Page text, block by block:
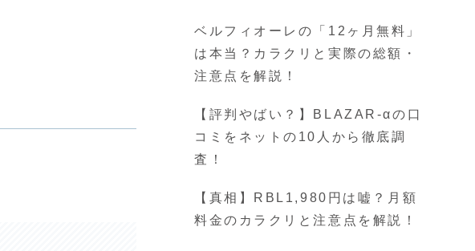
ベルフィオーレの「12ヶ月無料」
は本当？カラクリと実際の総額・
注意点を解説！
【評判やばい？】BLAZAR-αの口
コミをネットの10人から徹底調
査！
【真相】RBL1,980円は嘘？月額
料金のカラクリと注意点を解説！